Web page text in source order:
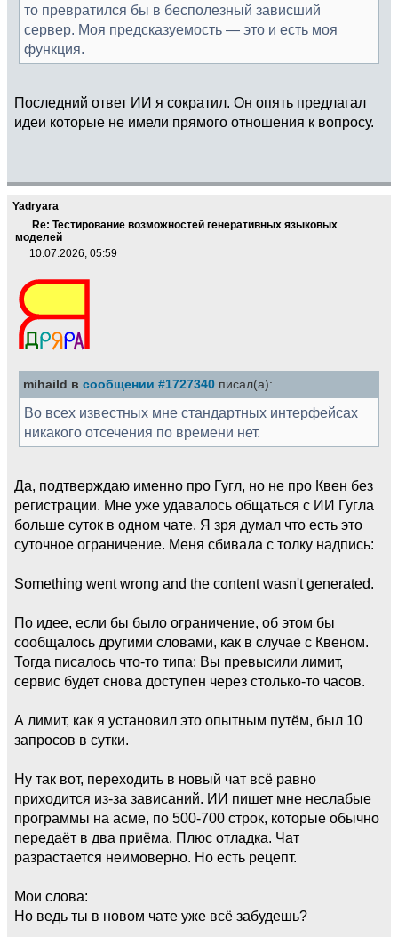
то превратился бы в бесполезный зависший
сервер. Моя предсказуемость — это и есть моя
функция.
Последний ответ ИИ я сократил. Он опять предлагал
идеи которые не имели прямого отношения к вопросу.
Yadryara
Re: Тестирование возможностей генеративных языковых
моделей
10.07.2026, 05:59
mihaild в сообщении #1727340 писал(а):
Во всех известных мне стандартных интерфейсах
никакого отсечения по времени нет.
Да, подтверждаю именно про Гугл, но не про Квен без
регистрации. Мне уже удавалось общаться с ИИ Гугла
больше суток в одном чате. Я зря думал что есть это
суточное ограничение. Меня сбивала с толку надпись:
Something went wrong and the content wasn't generated.
По идее, если бы было ограничение, об этом бы
сообщалось другими словами, как в случае с Квеном.
Тогда писалось что-то типа: Вы превысили лимит,
сервис будет снова доступен через столько-то часов.
А лимит, как я установил это опытным путём, был 10
запросов в сутки.
Ну так вот, переходить в новый чат всё равно
приходится из-за зависаний. ИИ пишет мне неслабые
программы на асме, по 500-700 строк, которые обычно
передаёт в два приёма. Плюс отладка. Чат
разрастается неимоверно. Но есть рецепт.
Мои слова:
Но ведь ты в новом чате уже всё забудешь?